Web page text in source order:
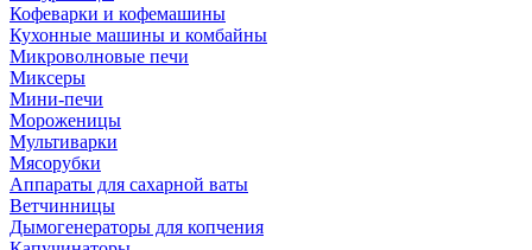
Кофеварки и кофемашины
Кухонные машины и комбайны
Микроволновые печи
Миксеры
Мини-печи
Мороженицы
Мультиварки
Мясорубки
Аппараты для сахарной ваты
Ветчинницы
Дымогенераторы для копчения